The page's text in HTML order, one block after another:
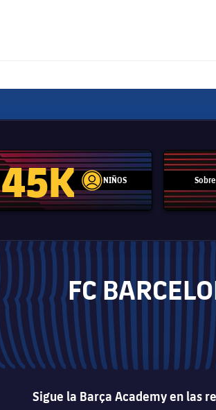
45Klabel.aria.player
NIÑOS Sobre
FC
Sigue la Barça Academy en las